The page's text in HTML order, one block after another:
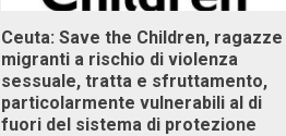
Ceuta: Save the Children, ragazze
migranti a rischio di violenza
sessuale, tratta e sfruttamento,
particolarmente vulnerabili al di
fuori del sistema di protezione